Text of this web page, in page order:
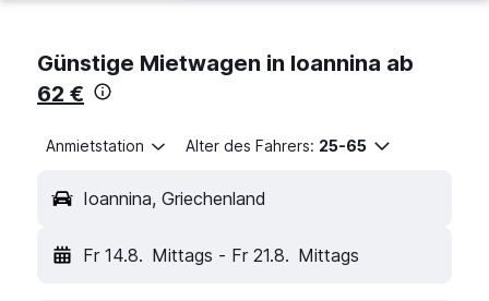
Günstige Mietwagen in Ioannina ab
62 €
Anmietstation Alter des Fahrers: 25-65
Ioannina, Griechenland
Fr 14.8. Mittags - Fr 21.8. Mittags